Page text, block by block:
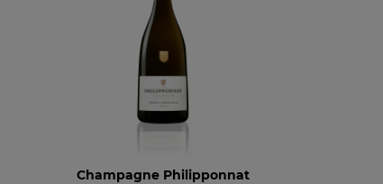
Champagne Philipponnat